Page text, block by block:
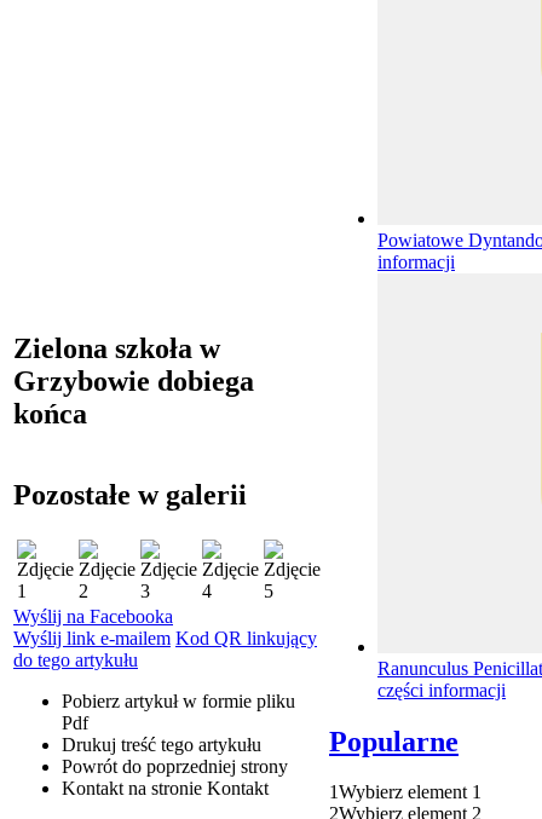
Zielona szkoła w
Grzybowie dobiega
końca
Pozostałe w galerii
Wyślij na Facebooka
Wyślij link e-mailem Kod QR linkujący
do tego artykułu
Pobierz artykuł w formie pliku
Pdf
Drukuj treść tego artykułu
Powrót do poprzedniej strony
Kontakt na stronie Kontakt
Powiatowe
informacji
Ranunculus
części informacji
Popularne
1Wybierz element 1
2Wybierz element 2